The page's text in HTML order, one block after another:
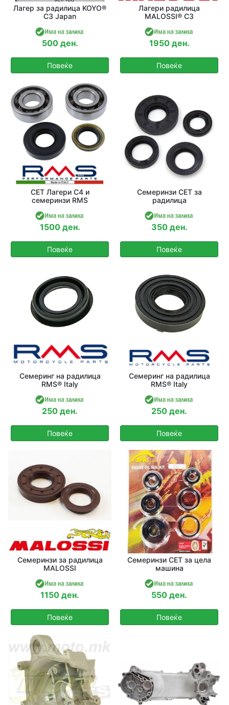
Лагер за радилица KOYO®
C3 Japan
500 ден.
Повеќе
Лагери радилица
MALOSSI® C3
1950 ден.
Повеќе
СЕТ Лагери C4 и
семеринзи RMS
1500 ден.
Повеќе
Семеринзи СЕТ за
радилица
350 ден.
Повеќе
Семеринг на радилица
RMS® Italy
250 ден.
Повеќе
Семеринг на радилица
RMS® Italy
250 ден.
Повеќе
Семеринзи за радилица
MALOSSI
1150 ден.
Повеќе
Семеринзи СЕТ за цела
машина
550 ден.
Повеќе